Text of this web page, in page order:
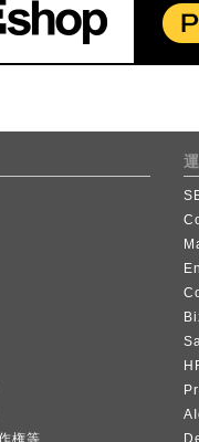
権等